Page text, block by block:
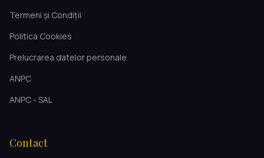
Termeni și Condiții
Politica Cookies
Prelucrarea datelor personale
ANPC
ANPC - SAL
Contact